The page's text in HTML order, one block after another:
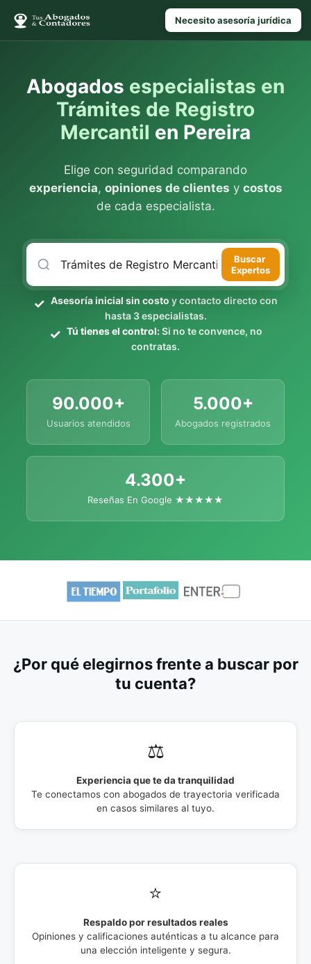
Necesito asesoría jurídica
Abogados especialistas en
Trámites de Registro
Mercantil en Pereira
Elige con seguridad comparando
experiencia, opiniones de clientes y costos
de cada especialista.
Buscar
Expertos
Asesoría inicial sin costo y contacto directo con
hasta 3 especialistas.
Tú tienes el control:Si no te convence, no
contratas.
90.000+
Usuarios atendidos
5.000+
Abogados registrados
4.300+
Reseñas En Google ★★★★★
¿Por qué elegirnos frente a buscar por
tu cuenta?
⚖️
Experiencia que te da tranquilidad
Te conectamos con abogados de trayectoria verificada
en casos similares al tuyo.
⭐
Respaldo por resultados reales
Opiniones y calificaciones auténticas a tu alcance para
una elección inteligente y segura.